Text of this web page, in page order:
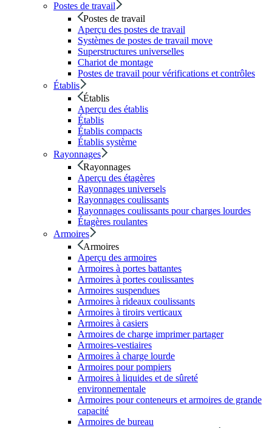
Postes de travail
Postes de travail
Aperçu des postes de travail
Systèmes de postes de travail move
Superstructures universelles
Chariot de montage
Postes de travail pour vérifications et contrôles
Établis
Établis
Aperçu des établis
Établis
Établis compacts
Établis système
Rayonnages
Rayonnages
Aperçu des étagères
Rayonnages universels
Rayonnages coulissants
Rayonnages coulissants pour charges lourdes
Étagères roulantes
Armoires
Armoires
Aperçu des armoires
Armoires à portes battantes
Armoires à portes coulissantes
Armoires suspendues
Armoires à rideaux coulissants
Armoires à tiroirs verticaux
Armoires à casiers
Armoires de charge imprimer partager
Armoires-vestiaires
Armoires à charge lourde
Armoires pour pompiers
Armoires à liquides et de sûreté
environnementale
Armoires pour conteneurs et armoires de grande
capacité
Armoires de bureau